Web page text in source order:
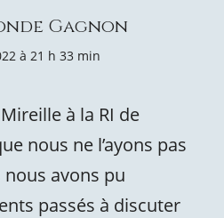
Gagnon
à 21 h 33 min
à la RI de
nous ne l’ayons pas
avons pu
passés à discuter